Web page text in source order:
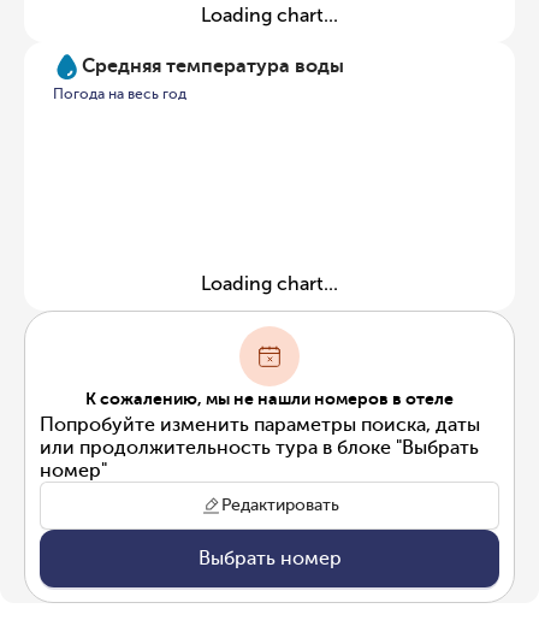
Loading chart...
Средняя температура воды
Погода на весь год
Loading chart...
К сожалению, мы не нашли номеров в отеле
Попробуйте изменить параметры поиска, даты
или продолжительность тура в блоке "Выбрать
номер"
Редактировать
Выбрать номер